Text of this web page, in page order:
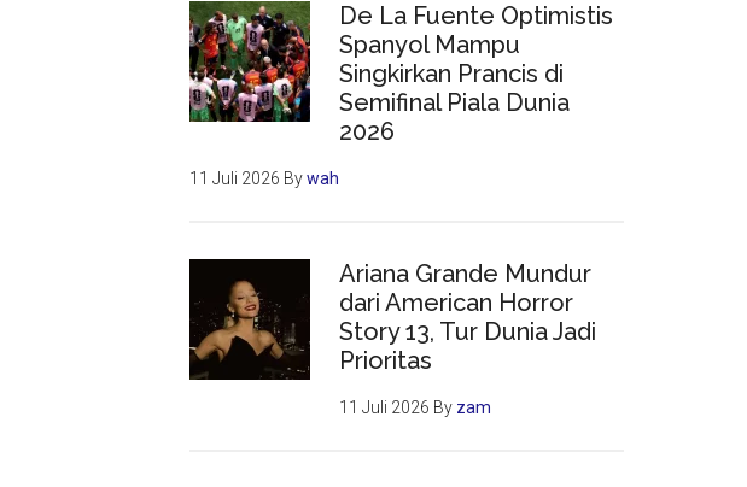
De La Fuente Optimistis
Spanyol Mampu
Singkirkan Prancis di
Semifinal Piala Dunia
2026
11 Juli 2026 Bywah
Ariana Grande Mundur
dari American Horror
Story 13, Tur Dunia Jadi
Prioritas
11 Juli 2026 By zam